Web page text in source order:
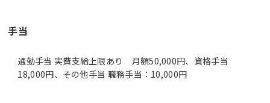
手当
通勤手当 実費支給上限あり 月額50,000円、資格手当
18,000円、その他手当 職務手当：10,000円